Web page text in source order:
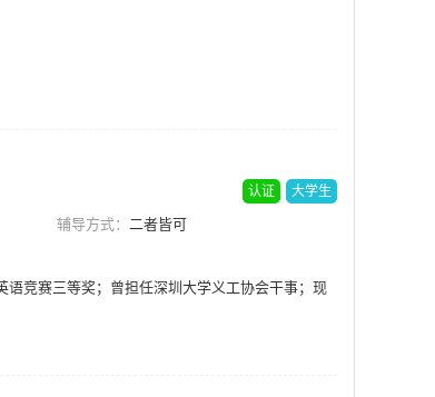
认证 大学生
辅导方式： 二者皆可
竞赛三等奖；曾担任深圳大学义工协会干事；现